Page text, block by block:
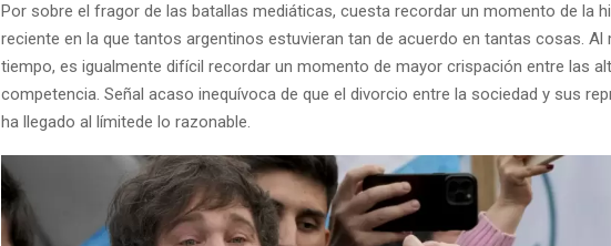
Por sobre el fragor de las batallas mediáticas, cuesta recordar un momento de la
reciente en la que tantos argentinos estuvieran tan de acuerdo en tantas cosas. Al
tiempo, es igualmente difícil recordar un momento de mayor crispación entre las
competencia. Señal acaso inequívoca de que el divorcio entre la sociedad y sus
ha llegado al límitede lo razonable.